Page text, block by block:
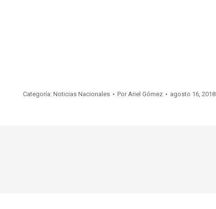
Categoría: Noticias Nacionales PorAriel Gómez agosto 16, 2018